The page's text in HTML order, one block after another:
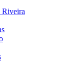
Riveira